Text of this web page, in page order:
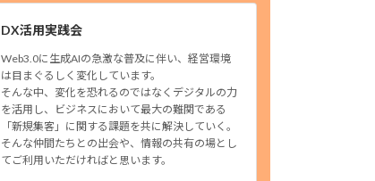
DX活用実践会
Web3.0に生成AIの急激な普及に伴い、経営環境
は目まぐるしく変化しています。
そんな中、変化を恐れるのではなくデジタルの力
を活用し、ビジネスにおいて最大の難関である
「新規集客」に関する課題を共に解決していく。
そんな仲間たちとの出会や、情報の共有の場とし
てご利用いただければと思います。